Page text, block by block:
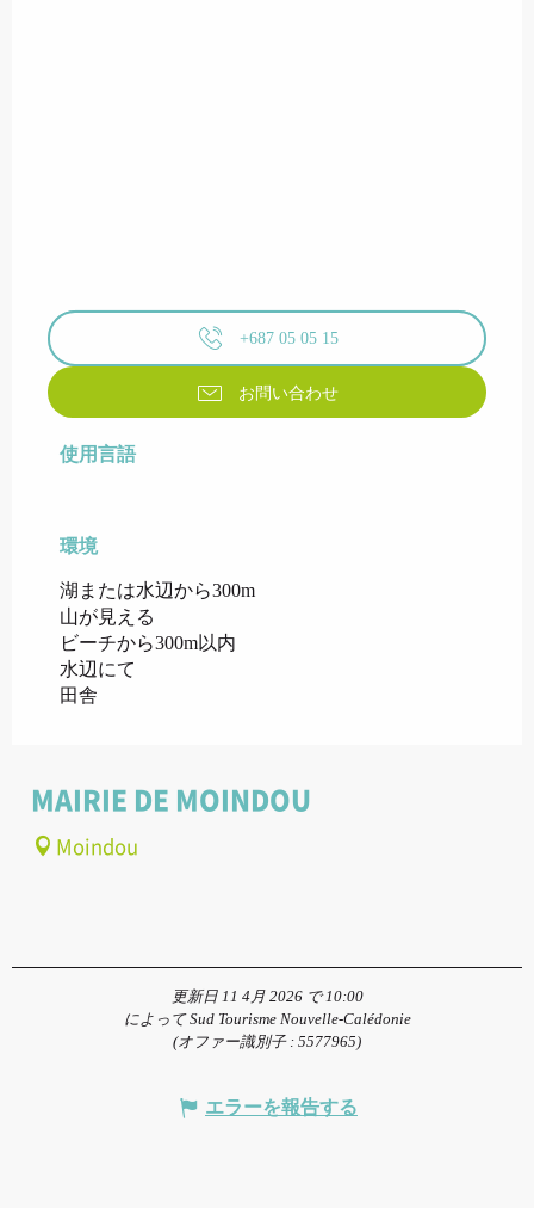
+687 05 05 15
お問い合わせ
使用言語
使用言語
環境
環境
湖または水辺から300m
山が見える
ビーチから300m以内
水辺にて
田舎
MAIRIE DE MOINDOU
Moindou
更新日 11 4月 2026 で 10:00
によって Sud Tourisme Nouvelle-Calédonie
(オファー識別子 : 5577965)
エラーを報告する